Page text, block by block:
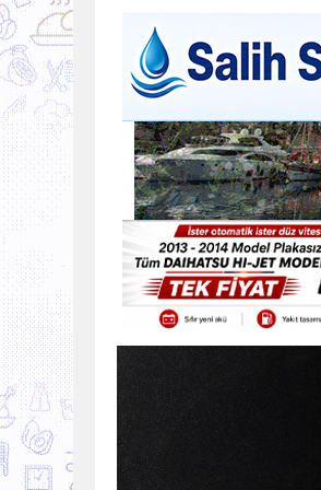
9:30
13:42
20:30